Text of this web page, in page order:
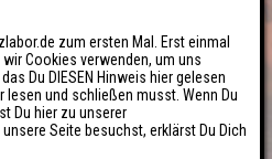
zum ersten Mal. Erst einmal
Cookies verwenden, um uns
Du DIESEN Hinweis hier gelesen
lesen und schließen musst. Wenn Du
Du hier zu unserer
unsere Seite besuchst, erklärst Du Dich